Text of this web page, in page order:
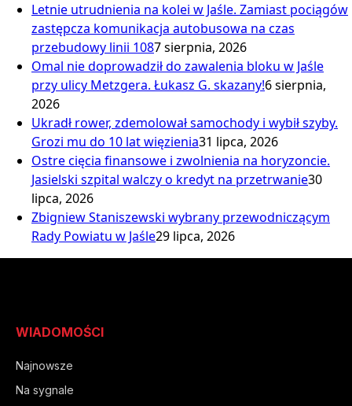
Letnie utrudnienia na kolei w Jaśle. Zamiast pociągów
zastępcza komunikacja autobusowa na czas
przebudowy linii 1087 sierpnia, 2026
Omal nie doprowadził do zawalenia bloku w Jaśle
przy ulicy Metzgera. Łukasz G. skazany!6 sierpnia,
2026
Ukradł rower, zdemolował samochody i wybił szyby.
Grozi mu do 10 lat więzienia31 lipca, 2026
Ostre cięcia finansowe i zwolnienia na horyzoncie.
Jasielski szpital walczy o kredyt na przetrwanie30
lipca, 2026
Zbigniew Staniszewski wybrany przewodniczącym
Rady Powiatu w Jaśle29 lipca, 2026
WIADOMOŚCI
Najnowsze
Na sygnale